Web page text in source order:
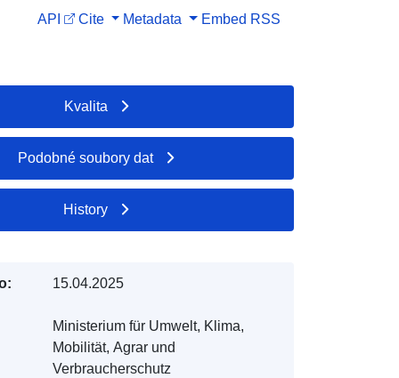
API Cite Metadata Embed RSS
Kvalita
Podobné soubory dat
History
15.04.2025
Ministerium für Umwelt, Klima,
Mobilität, Agrar und
Verbraucherschutz